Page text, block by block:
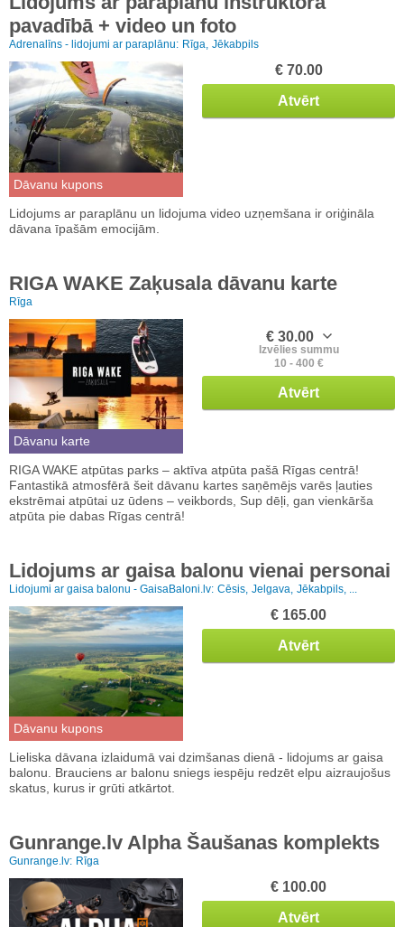
pavadībā + video un foto
Adrenalīns - lidojumi ar paraplānu: Rīga, Jēkabpils
Dāvanu kupons
€ 70.00
Atvērt
Lidojums ar paraplānu un lidojuma video uzņemšana ir oriģināla
dāvana īpašām emocijām.
RIGA WAKE Zaķusala dāvanu karte
Rīga
Dāvanu karte
€ 30.00
Izvēlies summu
10 - 400 €
Atvērt
RIGA WAKE atpūtas parks – aktīva atpūta pašā Rīgas centrā!
Fantastikā atmosfērā šeit dāvanu kartes saņēmējs varēs ļauties
ekstrēmai atpūtai uz ūdens – veikbords, Sup dēļi, gan vienkārša
atpūta pie dabas Rīgas centrā!
Lidojums ar gaisa balonu vienai personai
Lidojumi ar gaisa balonu - GaisaBaloni.lv: Cēsis, Jelgava, Jēkabpils, ...
Dāvanu kupons
€ 165.00
Atvērt
Lieliska dāvana izlaidumā vai dzimšanas dienā - lidojums ar gaisa
balonu. Brauciens ar balonu sniegs iespēju redzēt elpu aizraujošus
skatus, kurus ir grūti atkārtot.
Gunrange.lv Alpha Šaušanas komplekts
Gunrange.lv: Rīga
€ 100.00
Atvērt